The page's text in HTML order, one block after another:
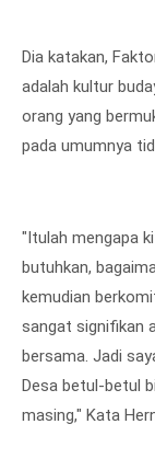
Dia katakan,
adalah kultur
orang yang
pada umumnya
"Itulah mengapa
butuhkan,
kemudian
sangat signifikan
bersama. Jadi
Desa betul-betul
masing," Kata